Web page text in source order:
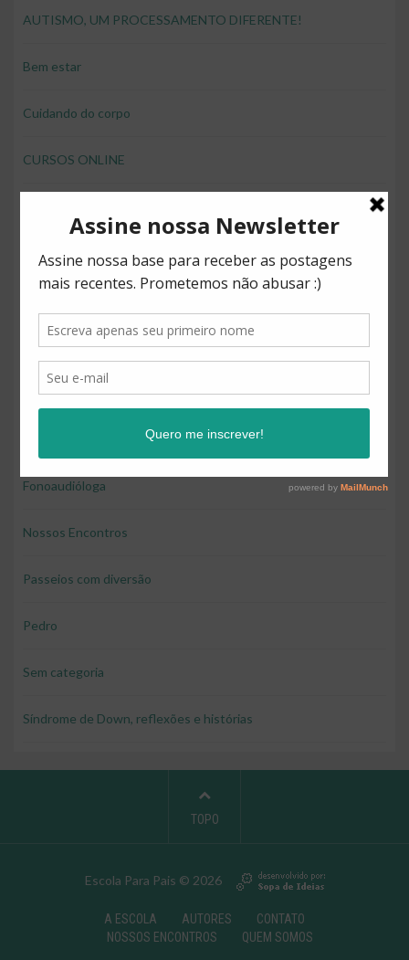
AUTISMO, UM PROCESSAMENTO DIFERENTE!
Bem estar
Cuidando do corpo
CURSOS ONLINE
Direitos
Educação
Educação e diversão
Educação financeira para crianças
Fonoaudióloga
Nossos Encontros
Passeios com diversão
Pedro
Sem categoria
Síndrome de Down, reflexões e histórias
Escola Para Pais © 2026
A ESCOLA AUTORES
CONTATO
NOSSOS ENCONTROS
QUEM SOMOS
TOPO